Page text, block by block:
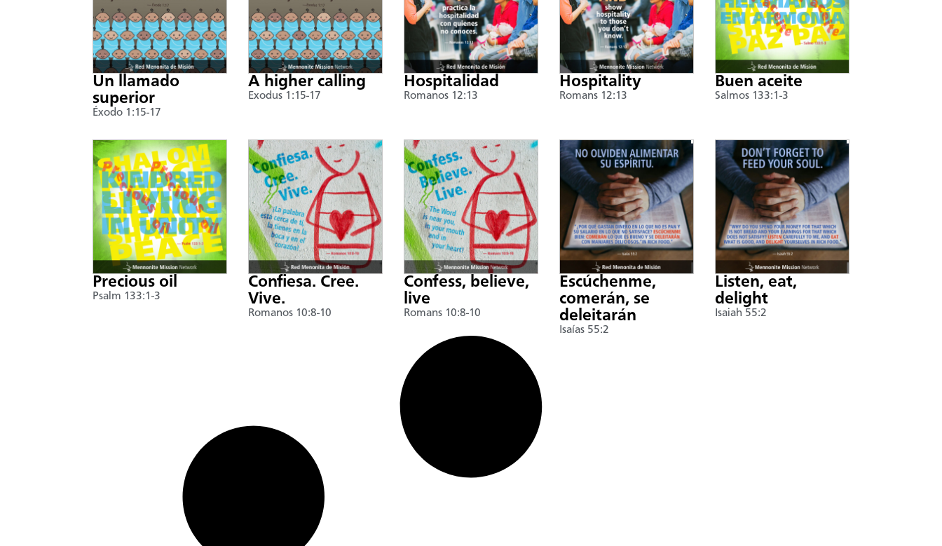
Un llamado
superior
Éxodo 1:15-17
A higher calling
Exodus 1:15-17
Hospitalidad
Romanos 12:13
Hospitality
Romans 12:13
Buen aceite
Salmos 133:1-3
Precious oil
Psalm 133:1-3
Confiesa. Cree.
Vive.
Romanos 10:8-10
Confess, believe,
live
Romans 10:8-10
Escúchenme,
comerán, se
deleitarán
Isaías 55:2
Listen, eat,
delight
Isaiah 55:2